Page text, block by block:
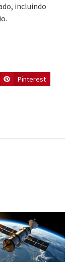
incluindo
Pinterest